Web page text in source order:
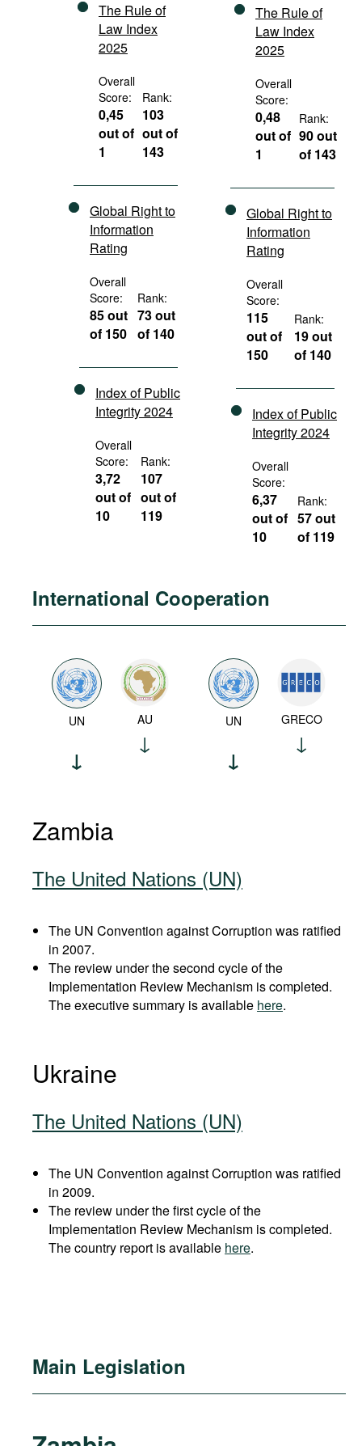
The Rule of
Law Index
2025
Overall
Score:
0,45
out of
1
Rank:
103
out of
143
Global Right to
Information
Rating
Overall
Score:
85 out
of 150
Rank:
73 out
of 140
Index of Public
Integrity 2024
Overall
Score:
3,72
out of
10
Rank:
107
out of
119
The Rule of
Law Index
2025
Overall
Score:
0,48
out of
1
Rank:
90 out
of 143
Global Right to
Information
Rating
Overall
Score:
115
out of
150
Rank:
19 out
of 140
Index of Public
Integrity 2024
Overall
Score:
6,37
out of
10
Rank:
57 out
of 119
International Cooperation
UN AU UN GRECO
Zambia
The United Nations (UN)
The UN Convention against Corruption was ratified
in 2007.
The review under the second cycle of the
Implementation Review Mechanism is completed.
The executive summary is available here.
Ukraine
The United Nations (UN)
The UN Convention against Corruption was ratified
in 2009.
The review under the first cycle of the
Implementation Review Mechanism is completed.
The country report is available here.
Main Legislation